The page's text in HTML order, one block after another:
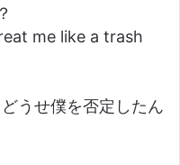
me like a trash
うせ僕を否定したん